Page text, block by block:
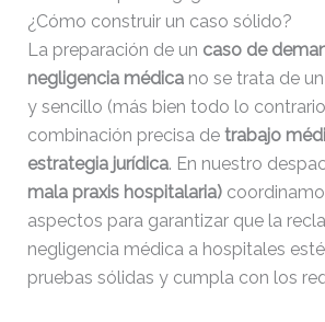
¿Cómo construir un caso sólido?
La preparación de un caso de
negligencia médicano se trata de
y sencillo (más bien todo lo
combinación precisa de trabajo
estrategia jurídica. En nuestro
mala praxis hospitalaria)
aspectos para garantizar que la
negligencia médica a hospitales
pruebas sólidas y cumpla con los